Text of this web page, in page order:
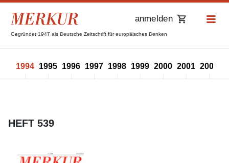
Gegründet 1947 als Deutsche Zeitschrift für europäisches Denken
anmelden
1994 1995 1996 1997 1998 1999 2000 2001 2002
HEFT 539